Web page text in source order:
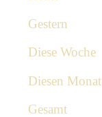
Gestern
Diese Woche
Diesen Monat
Gesamt